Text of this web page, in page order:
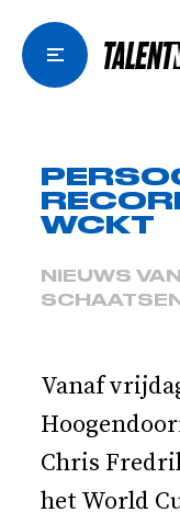
WCKT
NIEUWS
Vanaf
Chris
het World